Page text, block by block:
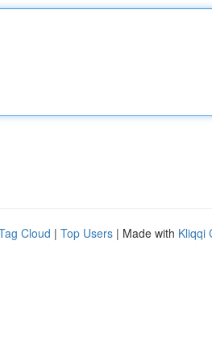
Cloud | Top Users | Made with Kliqqi